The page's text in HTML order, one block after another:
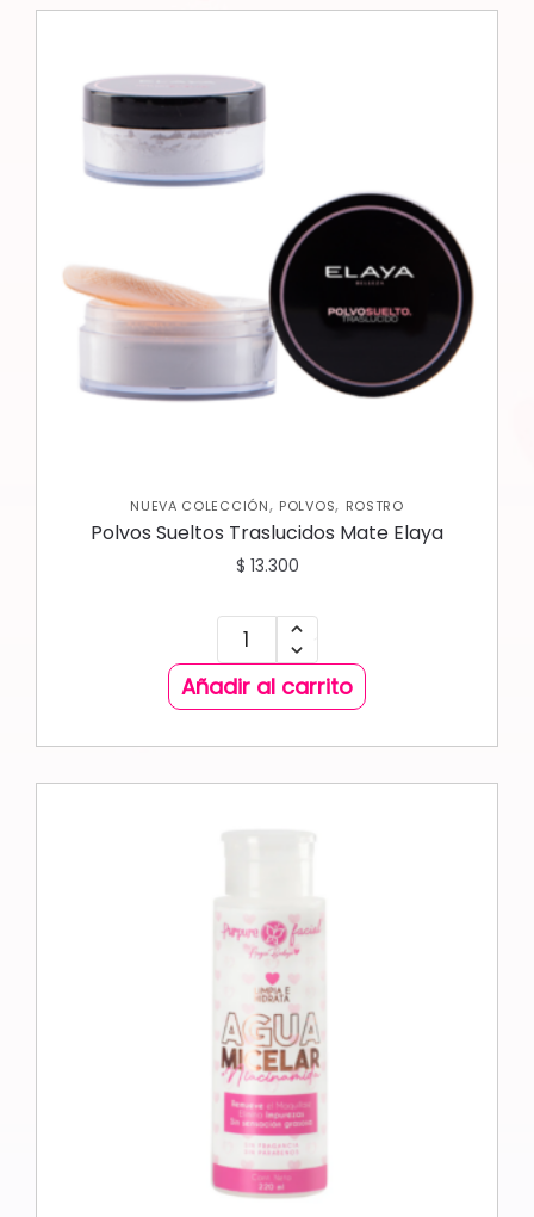
NUEVA COLECCIÓN, POLVOS, ROSTRO
Polvos Sueltos Traslucidos Mate Elaya
$ 13.300
Añadir al carrito